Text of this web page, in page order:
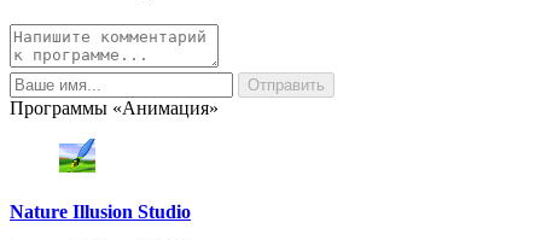
Программы «Анимация»
Nature Illusion Studio